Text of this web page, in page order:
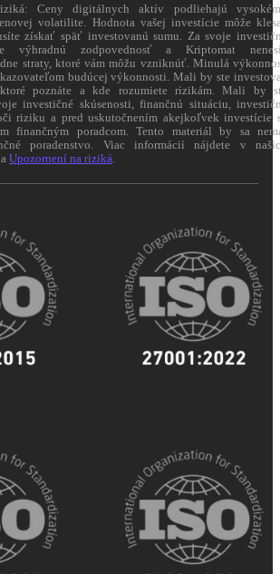
Ceny digitálnych aktív podliehajú
volatilite. Hodnota vašej investície môže
získať späť investovanú sumu. Za svoje
výhradnú zodpovednosť a Kriptomat
straty, ktoré vám môžu vzniknúť. Minulá
budúcej výkonnosti. Mali by ste
poznáte a kde rozumiete rizikám. Mali by
investičné skúsenosti, finančnú situáciu,
riziku a pred uskutočnením akejkoľvek investície
finančným poradcom. Tento materiál by sa
poradenstvo. Viac informácií nájdete v
a Upozornení na riziká